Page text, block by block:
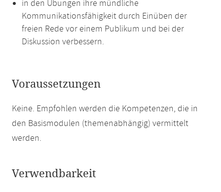
in den Übungen ihre mündliche
Kommunikationsfähigkeit durch Einüben der
freien Rede vor einem Publikum und bei der
Diskussion verbessern.
Voraussetzungen
Keine. Empfohlen werden die Kompetenzen, die in
den Basismodulen (themenabhängig) vermittelt
werden.
Verwendbarkeit